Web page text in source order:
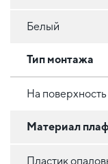
Белый
Тип монтажа
На
Материал
Пластик